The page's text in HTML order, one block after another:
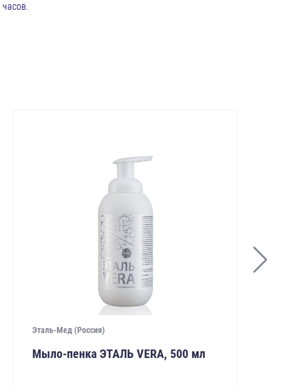
Эталь-Мед (Россия)
Мыло-пенка ЭТАЛЬ VERA, 500 мл